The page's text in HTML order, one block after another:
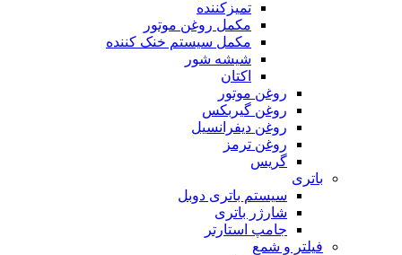
تمیزکننده
مکمل روغن موتور
مکمل سیستم خنک کننده
شیشه شور
اکتان
روغن موتور
روغن گیربکس
روغن دیفرانسیل
روغن ترمز
گریس
باتری
سیستم باتری دوبل
شارژر باتری
جامپ استارتر
فیلتر و شمع